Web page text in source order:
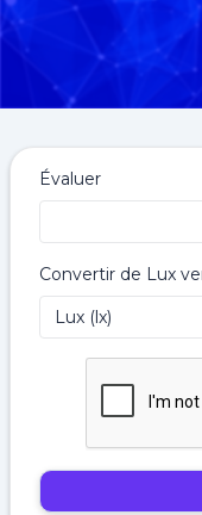
Évaluer
Convertir de Lux